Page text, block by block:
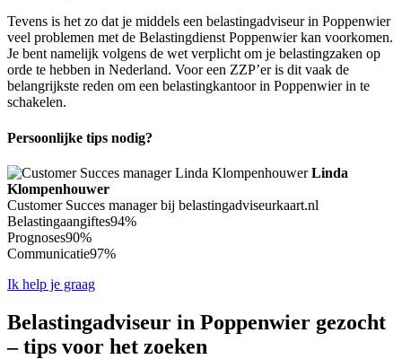
Tevens is het zo dat je middels een belastingadviseur in Poppenwier
veel problemen met de Belastingdienst Poppenwier kan voorkomen.
Je bent namelijk volgens de wet verplicht om je belastingzaken op
orde te hebben in Nederland. Voor een ZZP’er is dit vaak de
belangrijkste reden om een belastingkantoor in Poppenwier in te
schakelen.
Persoonlijke tips nodig?
Linda
Klompenhouwer
Customer Succes manager bij belastingadviseurkaart.nl
Belastingaangiftes94%
Prognoses90%
Communicatie97%
Ik help je graag
Belastingadviseur in Poppenwier gezocht
– tips voor het zoeken